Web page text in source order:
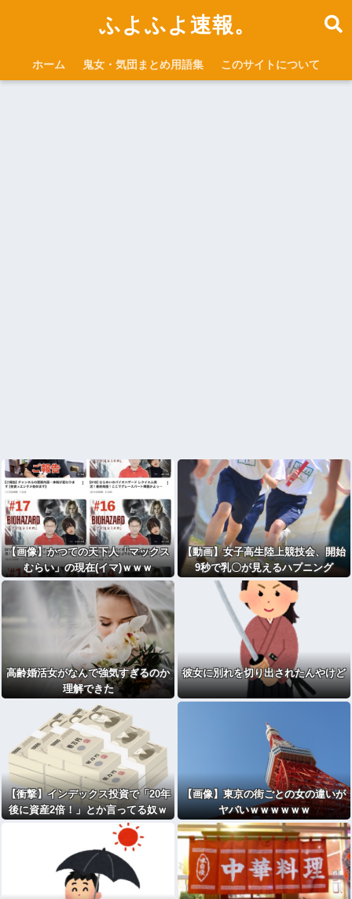
ふよふよ速報。
ホーム 鬼女・気団まとめ用語集 このサイトについて
【画像】かつての天下人「マックス
むらい」の現在(イマ)ｗｗｗ
【動画】女子高生陸上競技会、開始
9秒で乳〇が見えるハプニング
⇒！！！！
高齢婚活女がなんで強気すぎるのか
理解できた
彼女に別れを切り出されたんやけど
【衝撃】インデックス投資で「20年
後に資産2倍！」とか言ってる奴ｗ
【画像】東京の街ごとの女の違いが
ヤバいｗｗｗｗｗｗ